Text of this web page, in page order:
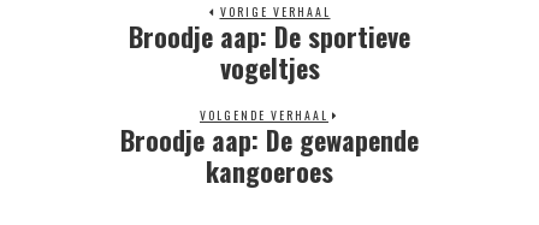
VORIGE VERHAAL
Previous
post:
Broodje aap: De sportieve
vogeltjes
VOLGENDE VERHAAL
Next
post:
Broodje aap: De gewapende
kangoeroes